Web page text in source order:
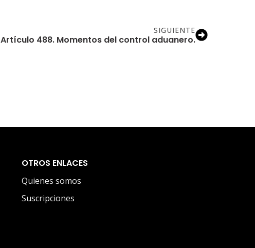
SIGUIENTE
Artículo 488. Momentos del control aduanero.
OTROS ENLACES
Quienes somos
Suscripciones